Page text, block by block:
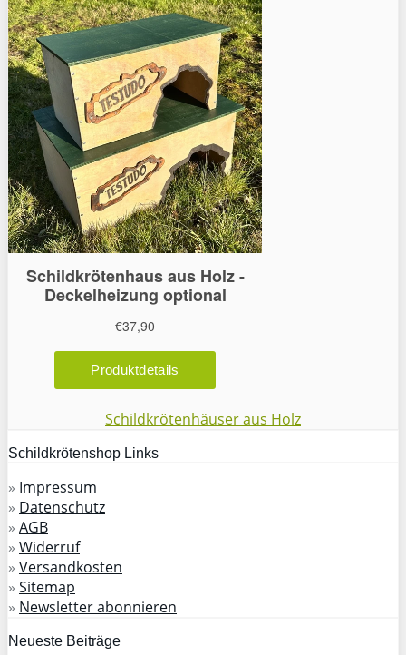
Schildkrötenhäuser aus Holz
Schildkrötenshop Links
» Impressum
» Datenschutz
» AGB
» Widerruf
» Versandkosten
» Sitemap
» Newsletter abonnieren
Neueste Beiträge